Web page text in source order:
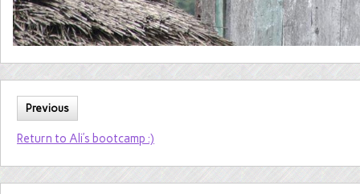
Previous
Return to Ali’s bootcamp :)